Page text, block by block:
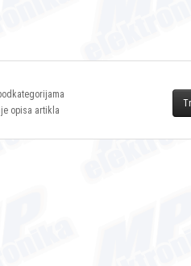
opisa artikla